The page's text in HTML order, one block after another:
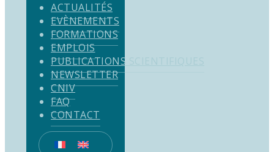
ACTUALITÉS
EVÈNEMENTS
FORMATIONS
EMPLOIS
PUBLICATIONS SCIENTIFIQUES
NEWSLETTER
CNIV
FAQ
CONTACT